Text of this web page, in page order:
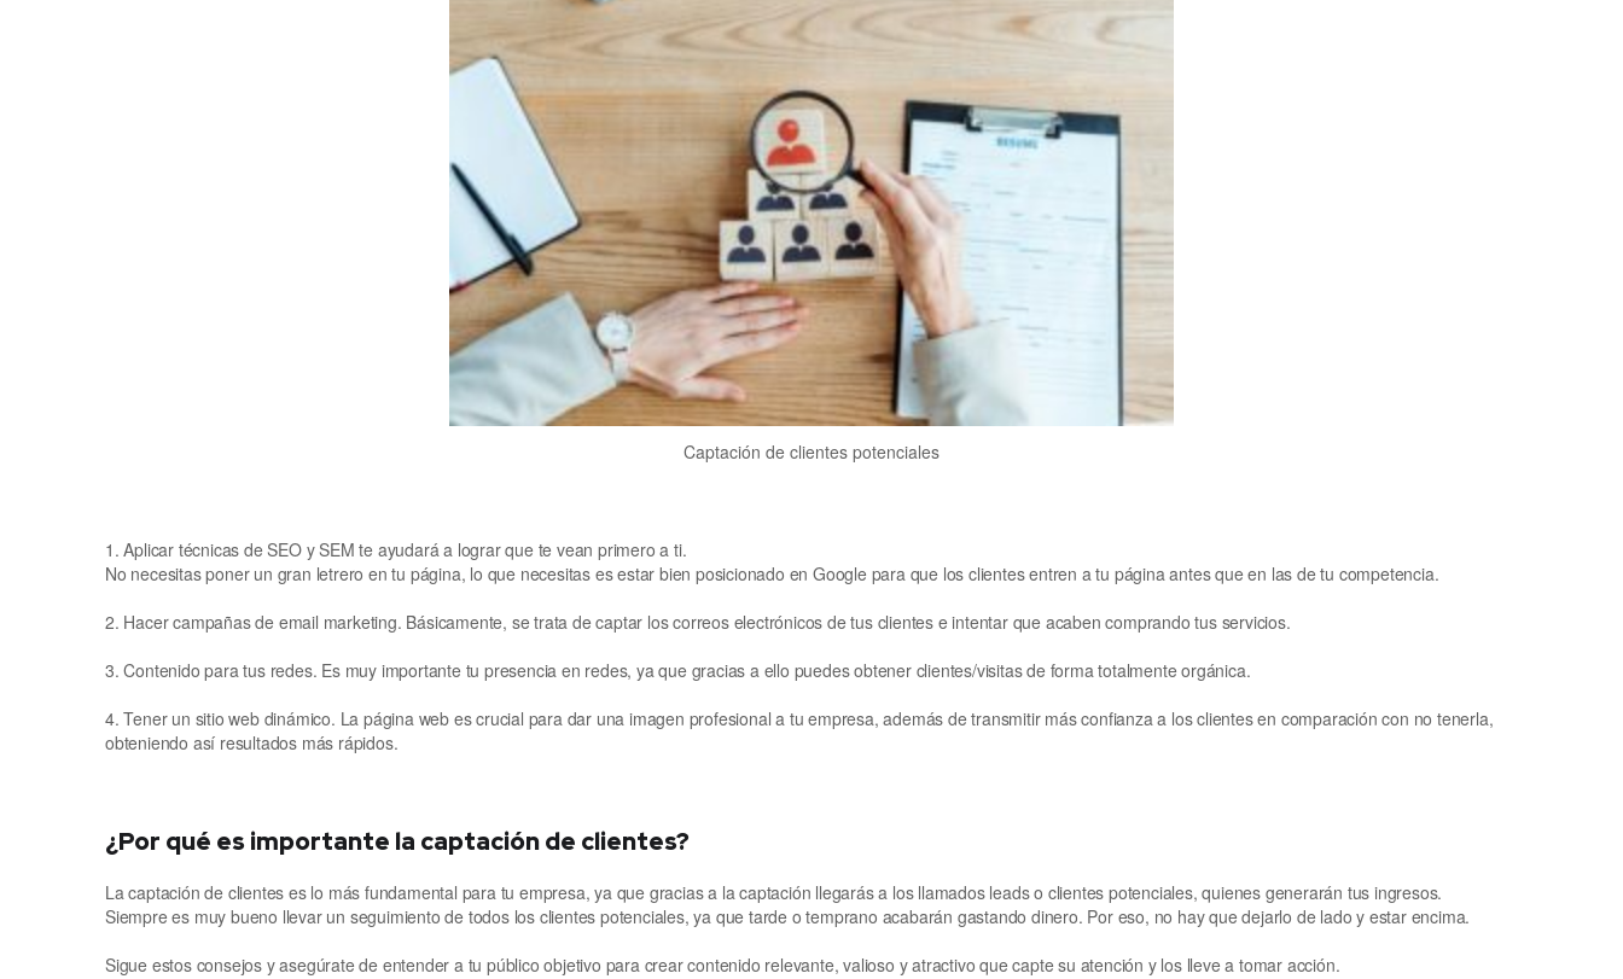
Captación de clientes potenciales
1. Aplicar técnicas de SEO y SEM te ayudará a lograr que te vean primero a ti.
No necesitas poner un gran letrero en tu página, lo que necesitas es estar bien posicionado en Google para que los clientes entren a tu página antes que en las de tu competencia.
2. Hacer campañas de email marketing. Básicamente, se trata de captar los correos electrónicos de tus clientes e intentar que acaben comprando tus servicios.
3. Contenido para tus redes. Es muy importante tu presencia en redes, ya que gracias a ello puedes obtener clientes/visitas de forma totalmente orgánica.
4. Tener un sitio web dinámico. La página web es crucial para dar una imagen profesional a tu empresa, además de transmitir más confianza a los clientes en comparación con no tenerla,
obteniendo así resultados más rápidos.
¿Por qué es importante la captación de clientes?
La captación de clientes es lo más fundamental para tu empresa, ya que gracias a la captación llegarás a los llamados leads o clientes potenciales, quienes generarán tus ingresos.
Siempre es muy bueno llevar un seguimiento de todos los clientes potenciales, ya que tarde o temprano acabarán gastando dinero. Por eso, no hay que dejarlo de lado y estar encima.
Sigue estos consejos y asegúrate de entender a tu público objetivo para crear contenido relevante, valioso y atractivo que capte su atención y los lleve a tomar acción.